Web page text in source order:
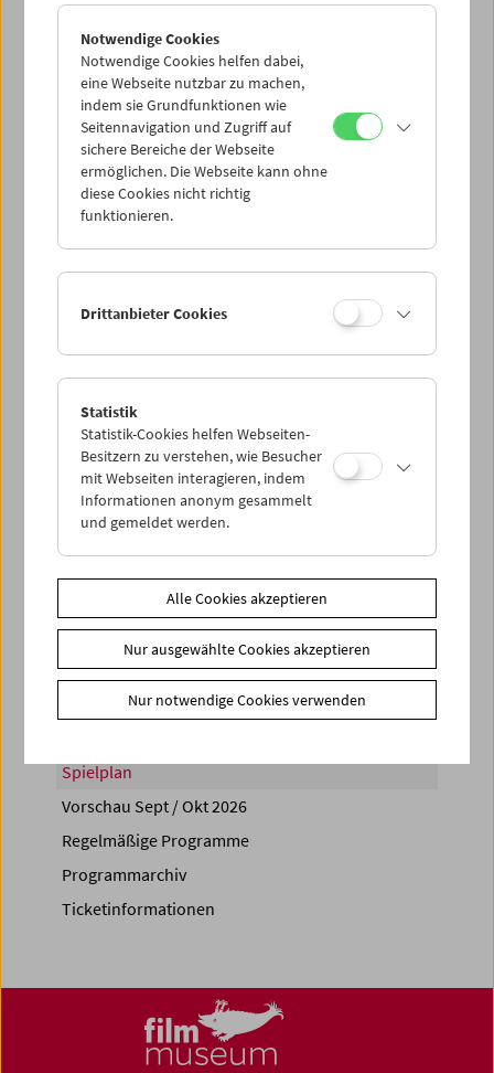
Di 11.1.
Mi 12.1.
Do 13.1.
Sa 15.1.
PROGRAMM ÜBERBLICK
Share on
Spielplan
Vorschau Sept / Okt 2026
Regelmäßige Programme
Programmarchiv
Ticketinformationen
Notwendige Cookies
Notwendige Cookies helfen dabei,
eine Webseite nutzbar zu machen,
indem sie Grundfunktionen wie
Seitennavigation und Zugriff auf
sichere Bereiche der Webseite
ermöglichen. Die Webseite kann ohne
diese Cookies nicht richtig
funktionieren.
Drittanbieter Cookies
Statistik
Statistik-Cookies helfen Webseiten-
Besitzern zu verstehen, wie Besucher
mit Webseiten interagieren, indem
Informationen anonym gesammelt
und gemeldet werden.
Alle Cookies akzeptieren
Nur ausgewählte Cookies akzeptieren
Nur notwendige Cookies verwenden